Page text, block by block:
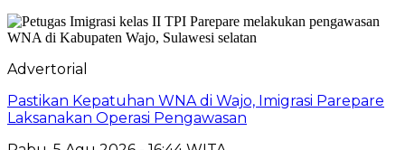
Advertorial
Pastikan Kepatuhan WNA di Wajo, Imigrasi Parepare
Laksanakan Operasi Pengawasan